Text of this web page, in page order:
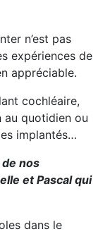
n’est pas
expériences de
appréciable.
cochléaire,
au quotidien ou
implantés…
nos
et Pascal qui
dans le